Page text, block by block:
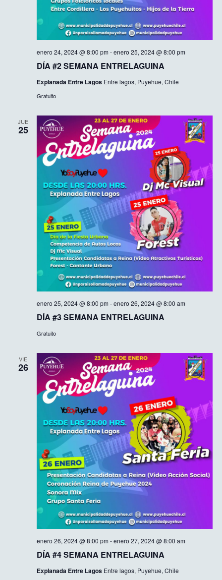
DÍA #2 SEMANA ENTRELAGUINA
enero 24, 2024 @ 8:00 pm -enero 25, 2024 @ 8:00 pm
Explanada Entre Lagos Entre lagos, Puyehue, Chile
Gratuito
JUE
25
DÍA #3 SEMANA ENTRELAGUINA
enero 25, 2024 @ 8:00 pm -enero 26, 2024 @ 8:00 am
Gratuito
VIE
26
DÍA #4 SEMANA ENTRELAGUINA
enero 26, 2024 @ 8:00 pm -enero 27, 2024 @ 8:00 am
Explanada Entre Lagos Entre lagos, Puyehue, Chile